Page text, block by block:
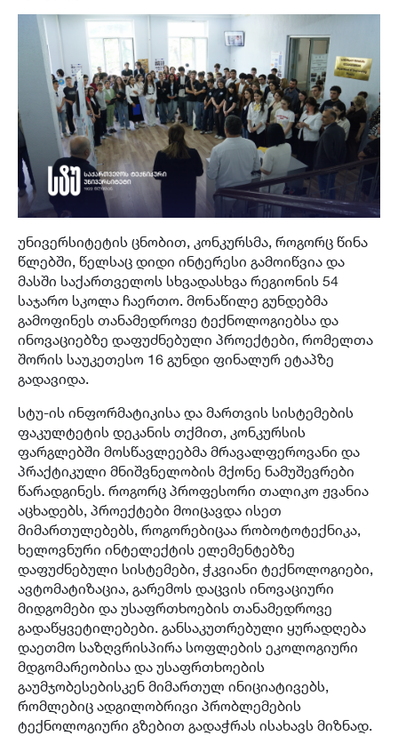
უნივერსიტეტის ცნობით, კონკურსმა, როგორც წინა
წლებში, წელსაც დიდი ინტერესი გამოიწვია და
მასში საქართველოს სხვადასხვა რეგიონის 54
საჯარო სკოლა ჩაერთო. მონაწილე გუნდებმა
გამოფინეს თანამედროვე ტექნოლოგიებსა და
ინოვაციებზე დაფუძნებული პროექტები, რომელთა
შორის საუკეთესო 16 გუნდი ფინალურ ეტაპზე
გადავიდა.
სტუ-ის ინფორმატიკისა და მართვის სისტემების
ფაკულტეტის დეკანის თქმით, კონკურსის
ფარგლებში მოსწავლეებმა მრავალფეროვანი და
პრაქტიკული მნიშვნელობის მქონე ნამუშევრები
წარადგინეს. როგორც პროფესორი თალიკო ჟვანია
აცხადებს, პროექტები მოიცავდა ისეთ
მიმართულებებს, როგორებიცაა რობოტოტექნიკა,
ხელოვნური ინტელექტის ელემენტებზე
დაფუძნებული სისტემები, ჭკვიანი ტექნოლოგიები,
ავტომატიზაცია, გარემოს დაცვის ინოვაციური
მიდგომები და უსაფრთხოების თანამედროვე
გადაწყვეტილებები. განსაკუთრებული ყურადღება
დაეთმო საზღვრისპირა სოფლების ეკოლოგიური
მდგომარეობისა და უსაფრთხოების
გაუმჯობესებისკენ მიმართულ ინიციატივებს,
რომლებიც ადგილობრივი პრობლემების
ტექნოლოგიური გზებით გადაჭრას ისახავს მიზნად.